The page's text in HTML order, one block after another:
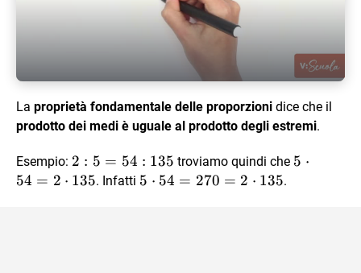
Play Video
La proprietà fondamentale delle proporzioni dice che il
prodotto dei medi è uguale al prodotto degli estremi.
Esempio: 2 :
5 =
2 : 5 = 54 : 135 troviamo quindi che 5
5 ⋅
54 = 2 ⋅ 135. Infatti 5
5 ⋅ 54 = 270 = 2 ⋅ 135.